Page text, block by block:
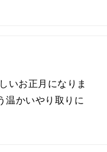
いお正月になりま
温かいやり取りに